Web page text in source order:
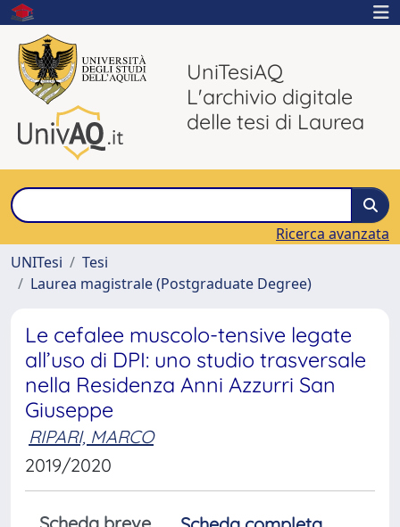
UniTesiAQ
L'archivio digitale
delle tesi di Laurea
Ricerca avanzata
UNITesi
Tesi
Laurea magistrale (Postgraduate Degree)
Le cefalee muscolo-tensive legate
all’uso di DPI: uno studio trasversale
nella Residenza Anni Azzurri San
Giuseppe
RIPARI, MARCO
2019/2020